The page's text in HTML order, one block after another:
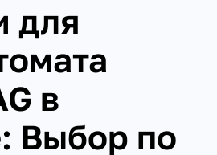
для
в
Выбор по